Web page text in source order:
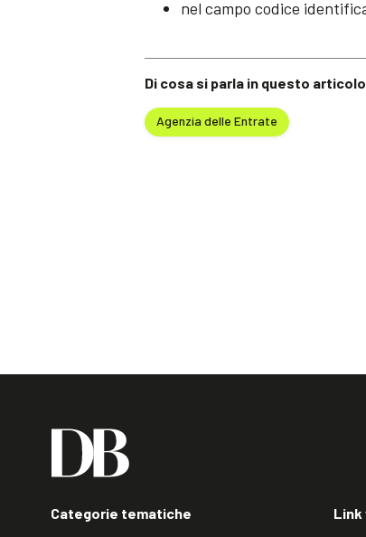
Di cosa si parla in questo articolo
Agenzia delle Entrate
nel campo codice
Categorie tematiche Link